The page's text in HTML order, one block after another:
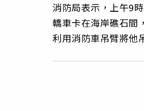
消防局表示，上午9
轎車卡在海岸礁石間
利用消防車吊臂將他